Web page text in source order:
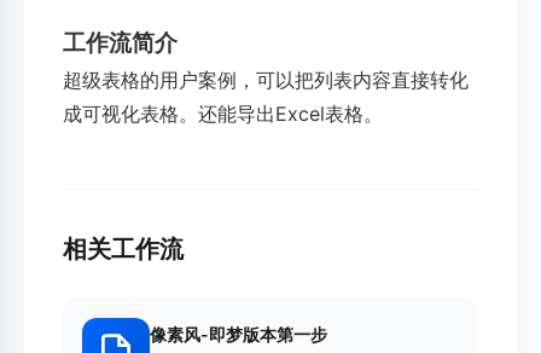
工作流简介
超级表格的用户案例，可以把列表内容直接转化
成可视化表格。还能导出Excel表格。
相关工作流
像素风-即梦版本第一步